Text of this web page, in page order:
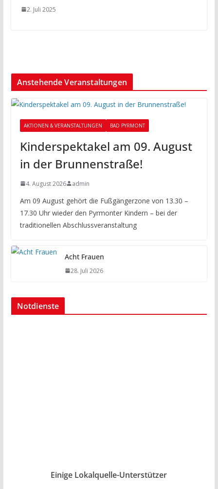
2. Juli 2025
Anstehende Veranstaltungen
AKTIONEN & VERANSTALTUNGEN BAD PYRMONT
Kinderspektakel am 09. August
in der Brunnenstraße!
4. August 2026 admin
Am 09 August gehört die Fußgängerzone von 13.30 –
17.30 Uhr wieder den Pyrmonter Kindern – bei der
traditionellen Abschlussveranstaltung
Acht Frauen
28. Juli 2026
Notdienste
Einige Lokalquelle-Unterstützer